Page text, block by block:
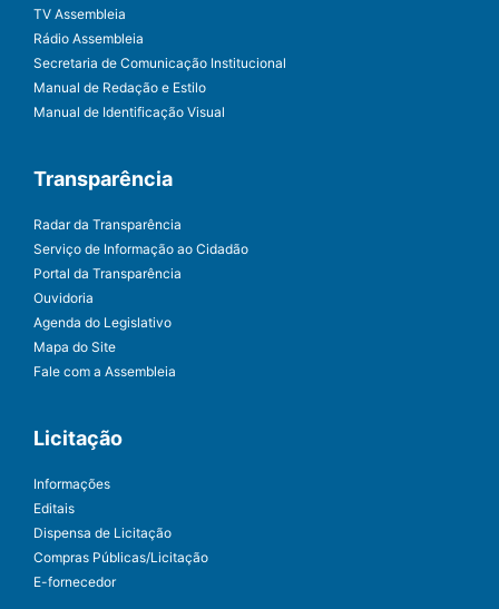
TV Assembleia
Rádio Assembleia
Secretaria de Comunicação Institucional
Manual de Redação e Estilo
Manual de Identificação Visual
Transparência
Radar da Transparência
Serviço de Informação ao Cidadão
Portal da Transparência
Ouvidoria
Agenda do Legislativo
Mapa do Site
Fale com a Assembleia
Licitação
Informações
Editais
Dispensa de Licitação
Compras Públicas/Licitação
E-fornecedor